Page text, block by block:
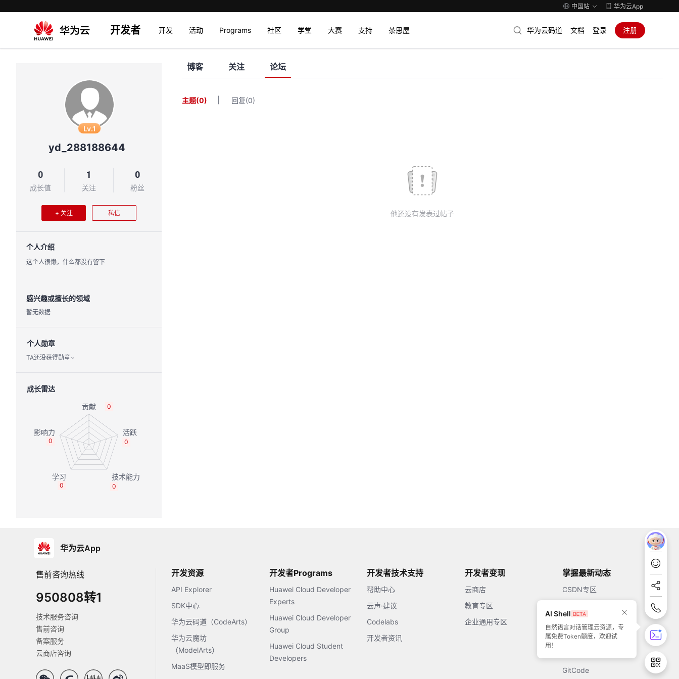
中国站 华为云App
开发者 开发 活动 Programs 社区 学堂 大赛 支持 茶思屋 华为云码道 文档 登录 注册
AI Shell
自然语言对话管理云资源，专
属免费Token额度，欢迎试
用！
Lv.1
yd_288188644
0
成长值
1
关注
0
粉丝
+ 关注 私信
个人介绍
这个人很懒，什么都没有留下
感兴趣或擅长的领域
暂无数据
个人勋章
TA还没获得勋章~
成长雷达
0
0
0
0
0
博客 关注 论坛
主题(0) 回复(0)
他还没有发表过帖子
华为云App
售前咨询热线
950808转1
技术服务咨询
售前咨询
备案服务
云商店咨询
开发资源
API Explorer
SDK中心
华为云码道（CodeArts）
华为云魔坊
（ModelArts）
MaaS模型即服务
开发者Programs
Huawei Cloud Developer
Experts
Huawei Cloud Developer
Group
Huawei Cloud Student
Developers
开发者技术支持
帮助中心
云声·建议
Codelabs
开发者资讯
开发者变现
云商店
教育专区
企业通用专区
掌握最新动态
CSDN专区
51CTO
GitCode